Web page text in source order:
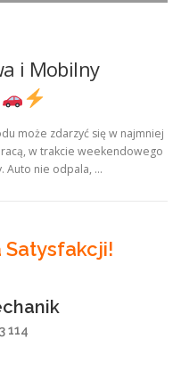
i Mobilny
może zdarzyć się w najmniej
w trakcie weekendowego
Auto nie odpala, …
Satysfakcji!
114